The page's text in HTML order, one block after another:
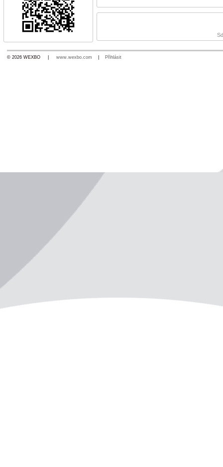
© 2026 WEXBO | www.wexbo.com Přihlásit